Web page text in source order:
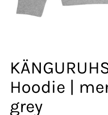
KÄNGURUHS
Hoodie |
grey